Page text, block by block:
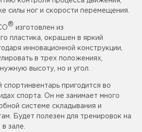
силы ног и скорости перемещения.
®
изготовлен из
пластика, окрашен в яркий
инновационной конструкции,
в трех положениях,
высоту, но и угол.
спортинвентарь пригодится во
спорта. Он не занимает много
системе складывания и
Будет полезен для тренировок на
зале.